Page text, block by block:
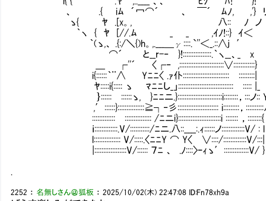
、 .{ iﾑ ´冖⌒´ 、 ￣´ ﾑﾉ, ,'}
ゝ{ ﾔ .[x。, 八:: ﾉ ノ 妊娠の気配がな
｀ヽ { ﾔ [//.ﾑ _ _ ,ｲﾉ!::} ｲ＜
｀(ゝ,、 .{:/＼{)h。,.___＿γ::::.`''＜_.::∧j ′
⌒´ と__r-‐ }!::::::::::::::::.｀ヽ__、_ x
＿ ┌''´ 〈┌‐ ,:::::::::::::::::::::::::∨::::::::::::} 残
i{::::::｀¨∧ Yﾆﾆ〈 .ｧ仆::::::::::::::::::::::::::Ⅵ:::::::::|
ﾔ:::::i{::::: ゝ ﾏﾆﾆし_」:::::::::::::::::::::::::::::::Ⅵ::::: |_
｝::::::Ⅶ::::::ゝ, }ﾆﾆニ.}:::::::::::::::::::::::::i::::::::，:::ノ::
,′::::::}:::::::::::::::≧┐‐彡::::::::::::::::::::::: i:::::::::，::::::::::
:::::::::::::Ⅶ::::::::::::::: /ﾆニi}::::::::::::::::::::::::i ::::::: ，::::::::{
ｉ:::::::::::::.V/:::::::::::/ﾆニ.八::____:.ｨ::::::ノ:::::::::::::V/ : l
l::::::::::::::: V/:::::.〈ﾆﾆY ⌒ Y〈 ∨::::/:::::::::::::V/:::|
|::::::::::::::::::V/:::::: ７ﾆ 、 .ﾉ::::〉ｰｨゝ′::::::::::::::V/ }
2252 ： 名無しさん＠狐板 ：2025/10/02(木) 22:47:08 ID:Fn78xh9a